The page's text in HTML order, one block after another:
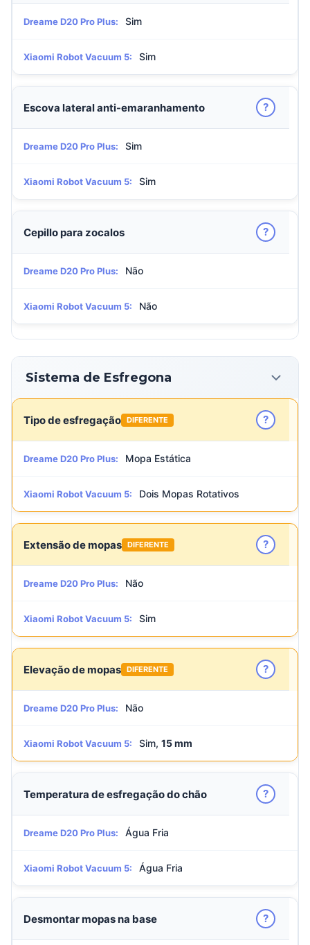
Dreame D20 Pro Plus: Sim
Xiaomi Robot Vacuum 5: Sim
Escova lateral anti-emaranhamento ?
Dreame D20 Pro Plus: Sim
Xiaomi Robot Vacuum 5: Sim
Cepillo para zocalos ?
Dreame D20 Pro Plus: Não
Xiaomi Robot Vacuum 5: Não
Sistema de Esfregona
Tipo de esfregação DIFERENTE ?
Dreame D20 Pro Plus: Mopa Estática
Xiaomi Robot Vacuum 5: Dois Mopas Rotativos
Extensão de mopas DIFERENTE ?
Dreame D20 Pro Plus: Não
Xiaomi Robot Vacuum 5: Sim
Elevação de mopas DIFERENTE ?
Dreame D20 Pro Plus: Não
Xiaomi Robot Vacuum 5: Sim, 15 mm
Temperatura de esfregação do chão ?
Dreame D20 Pro Plus: Água Fria
Xiaomi Robot Vacuum 5: Água Fria
Desmontar mopas na base ?